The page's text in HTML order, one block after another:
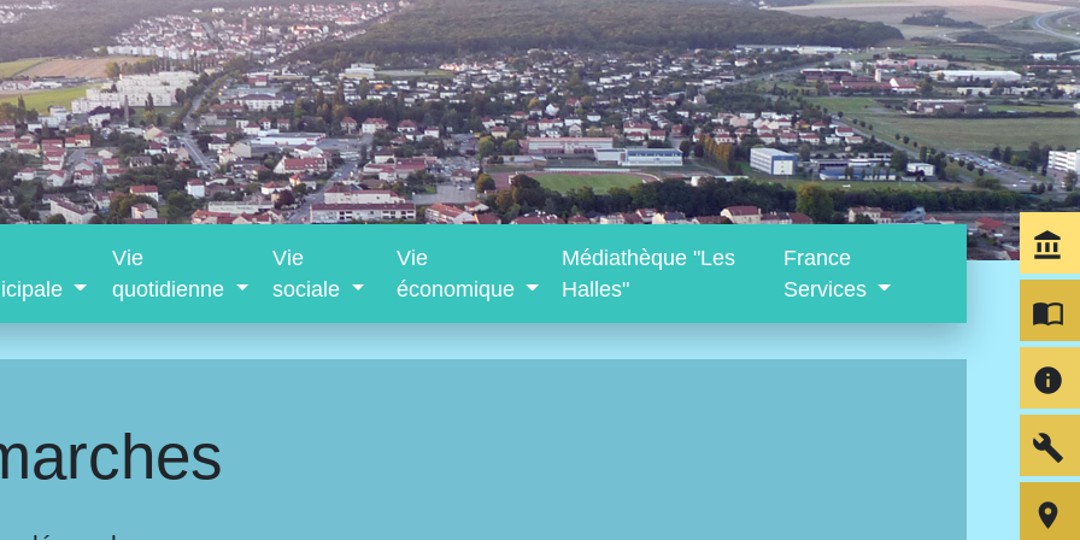
Vie
quotidienne
Vie
sociale
Vie
économique
Médiathèque "Les
Halles"
France
Services
account_balance
import_contacts
info
build
room